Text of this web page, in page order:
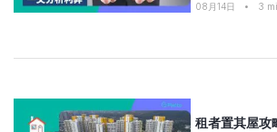
08月14日
• 3
租者置其屋攻